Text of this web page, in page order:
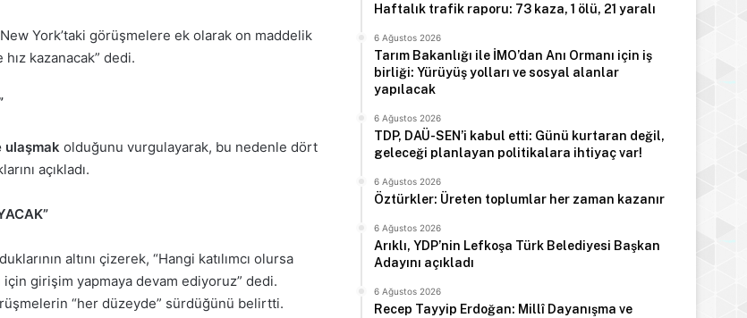
York’taki görüşmelere ek olarak on maddelik
kazanacak” dedi.
ulaşmak olduğunu vurgulayarak, bu nedenle dört
açıkladı.
altını çizerek, “Hangi katılımcı olursa
girişim yapmaya devam ediyoruz” dedi.
“her düzeyde” sürdüğünü belirtti.
Haftalık trafik raporu: 73 kaza, 1 ölü, 21 yaralı
6 Ağustos 2026
Tarım Bakanlığı ile İMO’dan Anı Ormanı için iş
birliği: Yürüyüş yolları ve sosyal alanlar
yapılacak
6 Ağustos 2026
TDP, DAÜ-SEN’i kabul etti: Günü kurtaran değil,
geleceği planlayan politikalara ihtiyaç var!
6 Ağustos 2026
Öztürkler: Üreten toplumlar her zaman kazanır
6 Ağustos 2026
Arıklı, YDP’nin Lefkoşa Türk Belediyesi Başkan
Adayını açıkladı
6 Ağustos 2026
Recep Tayyip Erdoğan: Millî Dayanışma ve